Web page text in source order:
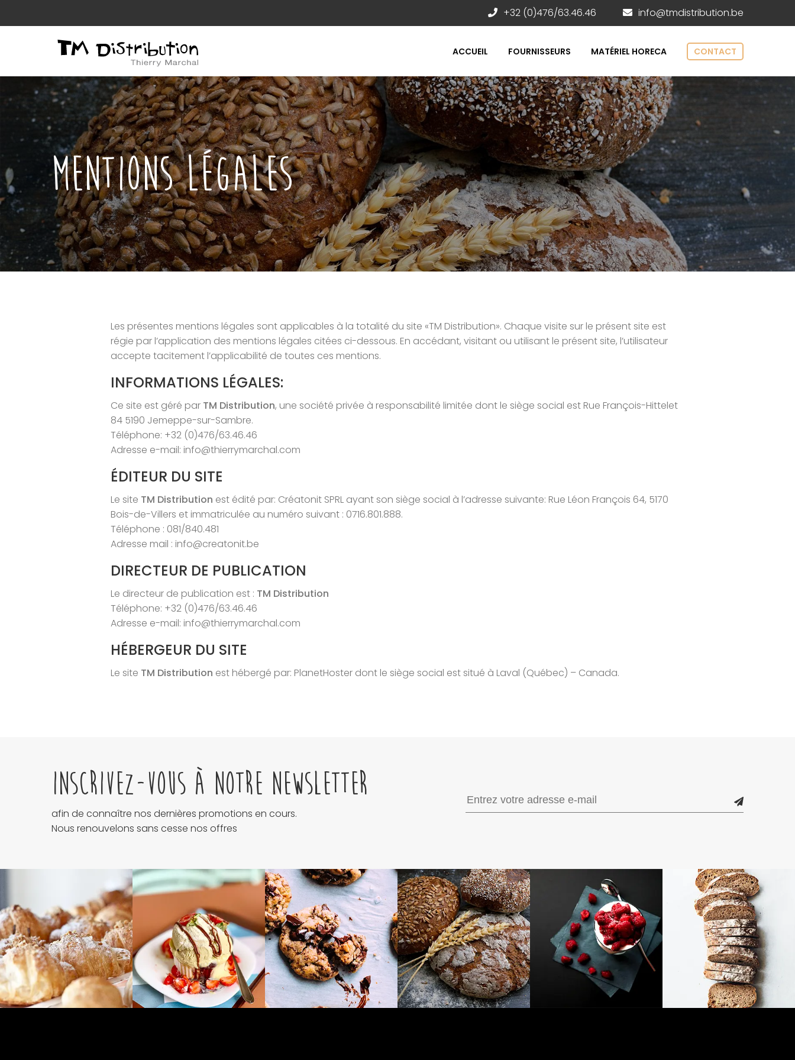
info@tmdistribution.be
+32 (0)476/63.46.46
ACCUEIL FOURNISSEURS MATÉRIEL HORECA CONTACT
MENTIONS LÉGALES
Les présentes mentions légales sont applicables à la totalité du site «TM Distribution». Chaque visite sur le présent site est
régie par l’application des mentions légales citées ci-dessous. En accédant, visitant ou utilisant le présent site, l’utilisateur
accepte tacitement l’applicabilité de toutes ces mentions.
INFORMATIONS LÉGALES:
Ce site est géré par TM Distribution, une société privée à responsabilité limitée dont le siège social est Rue François-Hittelet
84 5190 Jemeppe-sur-Sambre.
Téléphone: +32 (0)476/63.46.46
Adresse e-mail: info@thierrymarchal.com
ÉDITEUR DU SITE
Le site TM Distribution est édité par: Créatonit SPRL ayant son siège social à l’adresse suivante: Rue Léon François 64, 5170
Bois-de-Villers et immatriculée au numéro suivant : 0716.801.888.
Téléphone : 081/840.481
Adresse mail : info@creatonit.be
DIRECTEUR DE PUBLICATION
Le directeur de publication est : TM Distribution
Téléphone: +32 (0)476/63.46.46
Adresse e-mail: info@thierrymarchal.com
HÉBERGEUR DU SITE
Le site TM Distribution est hébergé par: PlanetHoster dont le siège social est situé à Laval (Québec) – Canada.
INSCRIVEZ-VOUS À NOTRE NEWSLETTER
afin de connaître nos dernières promotions en cours.
Nous renouvelons sans cesse nos offres